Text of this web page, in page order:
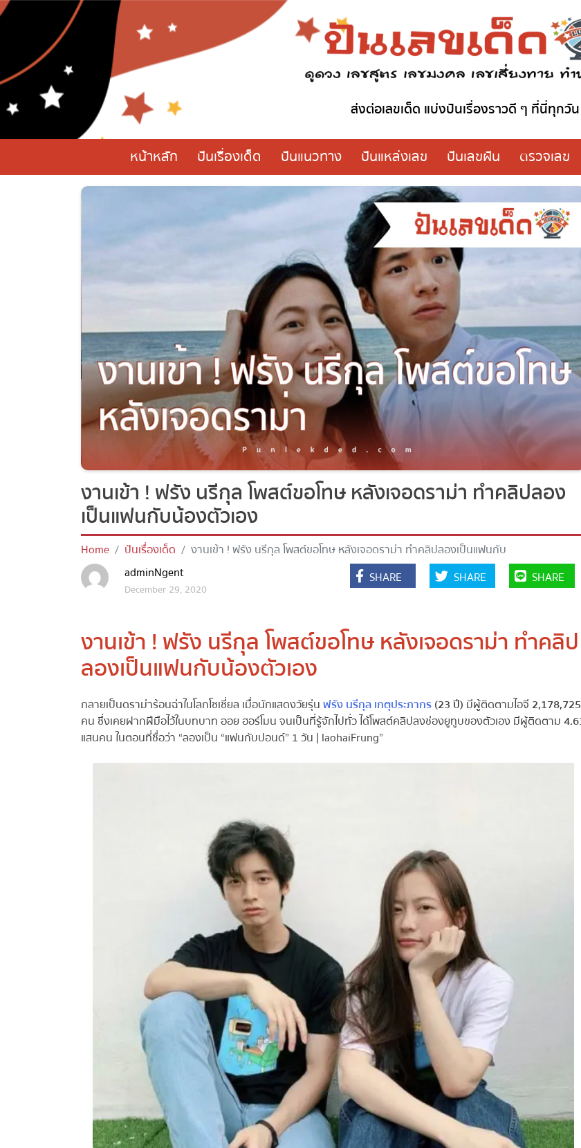
ส่งต่อเลขเด็ด แบ่งปันเรื่องราวดี ๆ ที่นี่ทุกวัน
หน้าหลัก ปันเรื่องเด็ด ปันแนวทาง ปันแหล่งเลข ปันเลขฝัน ตรวจเลข
งานเข้า ! ฟรัง นรีกุล โพสต์ขอโทษ หลังเจอดราม่า ทำคลิปลอง
เป็นแฟนกับน้องตัวเอง
Home ปันเรื่องเด็ด
งานเข้า ! ฟรัง นรีกุล โพสต์ขอโทษ หลังเจอดราม่า ทำคลิปลองเป็นแฟนกับ
น้องตัวเอง
adminNgent
December 29, 2020
SHARE SHARE SHARE
งานเข้า ! ฟรัง นรีกุล โพสต์ขอโทษ หลังเจอดราม่า ทำคลิป
ลองเป็นแฟนกับน้องตัวเอง
กลายเป็นดราม่าร้อนฉ่าในโลกโซเชี่ยล เมื่อนักแสดงวัยรุ่นฟรัง นรีกุล เกตุประภากร(23 ปี)มีผู้ติดตามไอจี2,178,725
คน ซึ่งเคยฝากฝีมือไว้ในบทบาท ออย ฮอร์โมน จนเป็นที่รู้จักไปทั่ว ได้โพสต์คลิปลงช่องยูทูบของตัวเอง มีผู้ติดตาม4.63
แสนคน ในตอนที่ชื่อว่า “ลองเป็น “แฟนกับปอนด์” 1 วัน | laohaiFrung”